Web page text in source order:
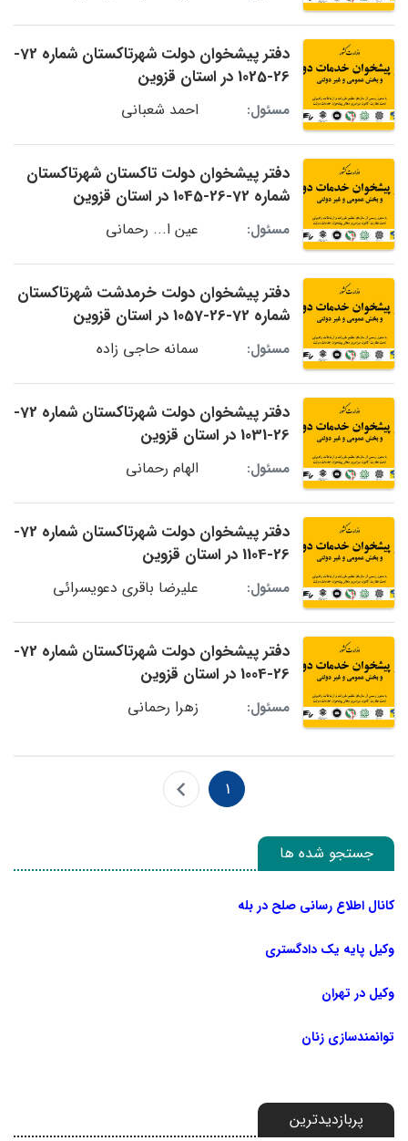
دفتر پیشخوان دولت شهرتاکستان شماره 72-
26-1025 در استان قزوین
مسئول: احمد شعبانی
دفتر پیشخوان دولت تاکستان شهرتاکستان
شماره 72-26-1045 در استان قزوین
مسئول: عین ا... رحمانی
دفتر پیشخوان دولت خرمدشت شهرتاکستان
شماره 72-26-1057 در استان قزوین
مسئول: سمانه حاجی زاده
دفتر پیشخوان دولت شهرتاکستان شماره 72-
26-1031 در استان قزوین
مسئول: الهام رحمانی
دفتر پیشخوان دولت شهرتاکستان شماره 72-
26-1104 در استان قزوین
مسئول: علیرضا باقری دعویسرائی
دفتر پیشخوان دولت شهرتاکستان شماره 72-
26-1004 در استان قزوین
مسئول: زهرا رحمانی
1
جستجو شده ها
کانال اطلاع رسانی صلح در بله
وکیل پایه یک دادگستری
وکیل در تهران
توانمندسازی زنان
پربازدیدترین